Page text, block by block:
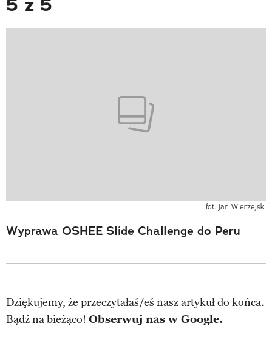
fot. Jan Wierzejski
Wyprawa OSHEE Slide Challenge do Peru
Dziękujemy, że przeczytałaś/eś nasz artykuł do końca.
Bądź na bieżąco! Obserwuj nas w Google.